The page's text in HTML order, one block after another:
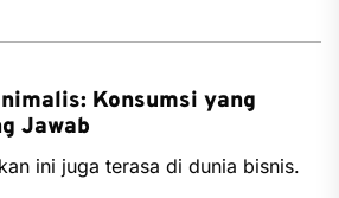
Konsumsi yang
Jawab
ini juga terasa di dunia bisnis.